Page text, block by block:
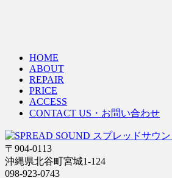
HOME
ABOUT
REPAIR
PRICE
ACCESS
CONTACT US・お問い合わせ
〒904-0113
沖縄県北谷町宮城1-124
098-923-0743